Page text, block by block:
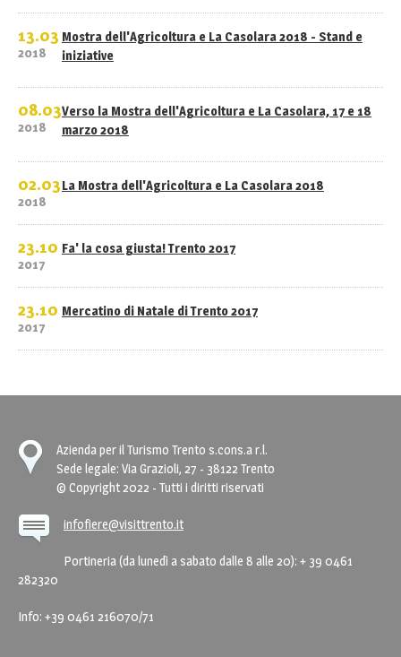
13.03
2018
Mostra dell'Agricoltura e La Casolara 2018 - Stand e
iniziative
08.03
2018
Verso la Mostra dell'Agricoltura e La Casolara, 17 e 18
marzo 2018
02.03
2018
La Mostra dell'Agricoltura e La Casolara 2018
23.10
2017
Fa' la cosa giusta! Trento 2017
23.10
2017
Mercatino di Natale di Trento 2017
Azienda per il Turismo Trento s.cons.a r.l.
Sede legale: Via Grazioli, 27 - 38122 Trento
© Copyright 2022 - Tutti i diritti riservati
infofiere@visittrento.it
Portineria (da lunedì a sabato dalle 8 alle 20): + 39 0461
282320
Info: +39 0461 216070/71